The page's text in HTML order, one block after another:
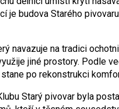
je budova Starého
navazuje na tradici
jiné prostory. Podle
po rekonstrukci
Starý pivovar byla